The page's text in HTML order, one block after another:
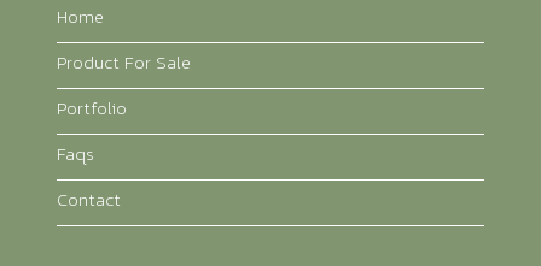
Home
Product For Sale
Portfolio
Faqs
Contact